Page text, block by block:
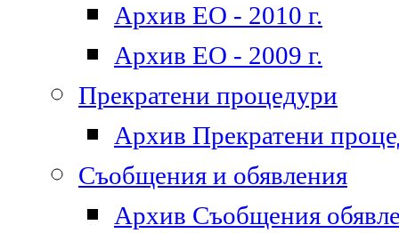
Архив ЕО - 2010 г.
Архив ЕО - 2009 г.
Прекратени процедури
Архив Прекратени
Съобщения и обявления
Архив Съобщения